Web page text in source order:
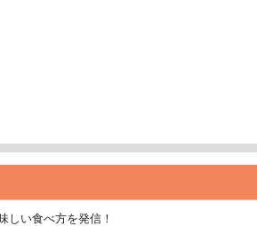
しい食べ方を発信！